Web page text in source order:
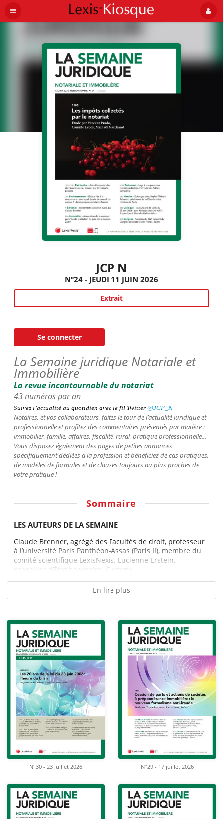
JCP N
N°24 - JEUDI 11 JUIN 2026
Extrait
Se connecter
La Semaine juridique Notariale et
Immobilière
La revue incontournable du notariat
43 numéros par an
Suivez l’actualité au quotidien avec le fil Twitter @JCP_N
Notaires, et vos collaborateurs, faites le tour de l’actualité juridique et
professionnelle et profitez des commentaires présentés par matière :
immobilier, famille, affaires, fiscalité, rural, pratique professionnelle...
Vous disposez également des pages de petites annonces
spécifiquement dédiées à la profession et bénéficiez de cas pratiques,
de modèles de formules et de clauses toujours au plus proches de
votre pratique !
Sommaire
LES AUTEURS DE LA SEMAINE
Claude Brenner, agrégé des Facultés de droit, professeur
à l’université Paris Panthéon-Assas (Paris II), membre du
comité scientifique LexisNexis. Lucienne Erstein,
conseiller d’État honoraire. Clemmy...
En lire plus
N°30 - 23 juillet 2026 N°29 - 17 juillet 2026